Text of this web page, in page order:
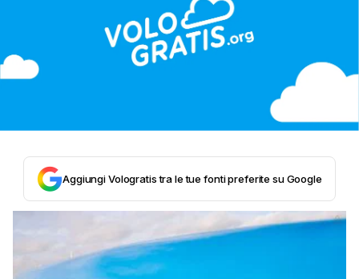
Aggiungi Vologratis tra le tue fonti preferite su Google